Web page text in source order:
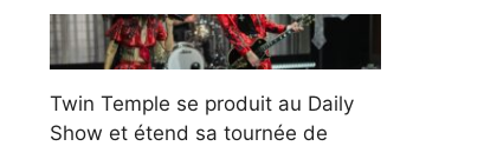
Twin Temple se produit au Daily
Show et étend sa tournée de